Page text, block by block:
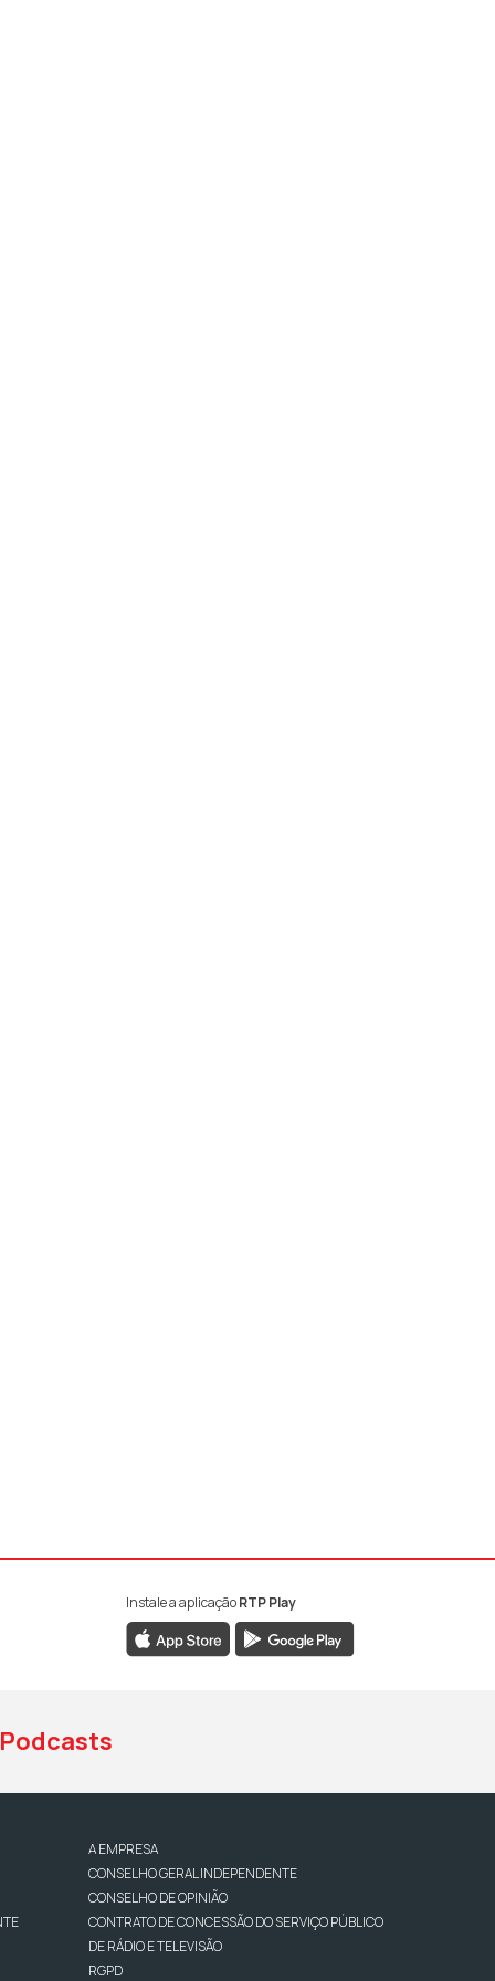
da RTP Antena 1
da RTP Antena 1
YouTube da RTP Antena 1
Instale a aplicaçãoRTP Play
Podcasts
A EMPRESA
CONSELHO GERAL INDEPENDENTE
CONSELHO DE OPINIÃO
CONTRATO DE CONCESSÃO DO SERVIÇO PÚBLICO
DE RÁDIO E TELEVISÃO
RGPD